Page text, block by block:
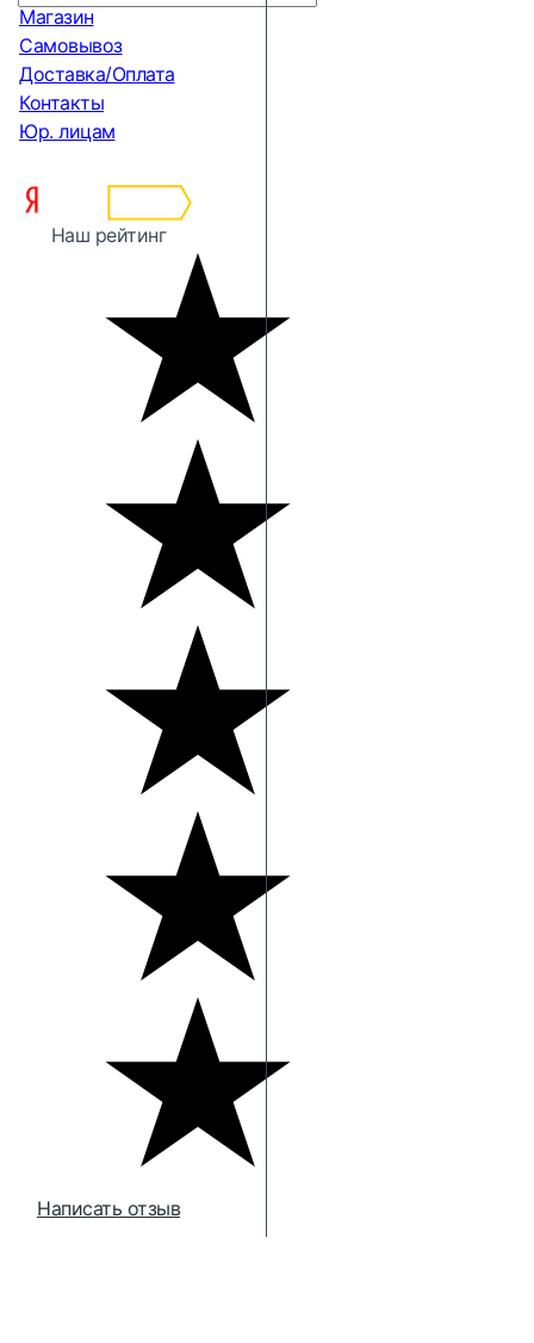
Магазин
Самовывоз
Доставка/Оплата
Контакты
Юр. лицам
Наш рейтинг
Написать отзыв